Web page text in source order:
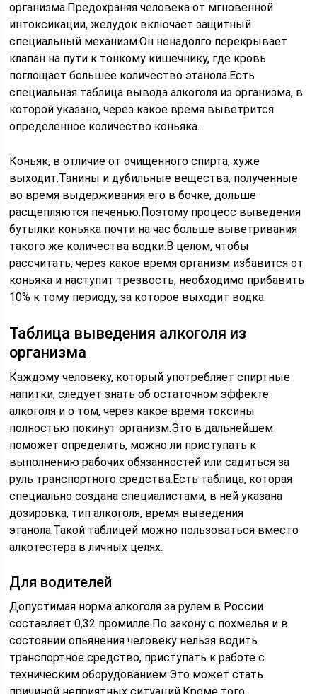
организма.Предохраняя человека от мгновенной
интоксикации, желудок включает защитный
специальный механизм.Он ненадолго перекрывает
клапан на пути к тонкому кишечнику, где кровь
поглощает большее количество этанола.Есть
специальная таблица вывода алкоголя из организма, в
которой указано, через какое время выветрится
определенное количество коньяка.
Коньяк, в отличие от очищенного спирта, хуже
выходит.Танины и дубильные вещества, полученные
во время выдерживания его в бочке, дольше
расщепляются печенью.Поэтому процесс выведения
бутылки коньяка почти на час больше выветривания
такого же количества водки.В целом, чтобы
рассчитать, через какое время организм избавится от
коньяка и наступит трезвость, необходимо прибавить
10% к тому периоду, за которое выходит водка.
Таблица выведения алкоголя из
организма
Каждому человеку, который употребляет спиртные
напитки, следует знать об остаточном эффекте
алкоголя и о том, через какое время токсины
полностью покинут организм.Это в дальнейшем
поможет определить, можно ли приступать к
выполнению рабочих обязанностей или садиться за
руль транспортного средства.Есть таблица, которая
специально создана специалистами, в ней указана
дозировка, тип алкоголя, время выведения
этанола.Такой таблицей можно пользоваться вместо
алкотестера в личных целях.
Для водителей
Допустимая норма алкоголя за рулем в России
составляет 0,32 промилле.По закону с похмелья и в
состоянии опьянения человеку нельзя водить
транспортное средство, приступать к работе с
техническим оборудованием.Это может стать